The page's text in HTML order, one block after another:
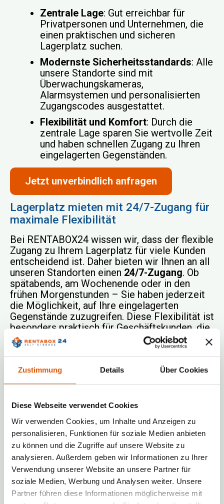
Zustimmung Details Über Cookies
Diese Webseite verwendet Cookies
Wir verwenden Cookies, um Inhalte und Anzeigen zu
personalisieren, Funktionen für soziale Medien anbieten
zu können und die Zugriffe auf unsere Website zu
analysieren. Außerdem geben wir Informationen zu Ihrer
Verwendung unserer Website an unsere Partner für
soziale Medien, Werbung und Analysen weiter. Unsere
Partner führen diese Informationen möglicherweise mit
Zentrale Lage: Gut erreichbar für
Privatpersonen und Unternehmen, die
einen praktischen und sicheren
Lagerplatz suchen.
Modernste Sicherheitsstandards: Alle
unsere Standorte sind mit
Überwachungskameras,
Alarmsystemen und personalisierten
Zugangscodes ausgestattet.
Flexibilität und Komfort: Durch die
zentrale Lage sparen Sie wertvolle Zeit
und haben schnellen Zugang zu Ihren
eingelagerten Gegenständen.
Jetzt unverbindlich anfragen
Lagerplatz mieten mit 24/7-Zugang für
maximale Flexibilität
Bei RENTABOX24 wissen wir, dass der flexible
Zugang zu Ihrem Lagerplatz für viele Kunden
entscheidend ist. Daher bieten wir Ihnen an all
unseren Standorten einen 24/7-Zugang. Ob
spätabends, am Wochenende oder in den
frühen Morgenstunden – Sie haben jederzeit
die Möglichkeit, auf Ihre eingelagerten
Gegenstände zuzugreifen. Diese Flexibilität ist
besonders praktisch für Geschäftskunden, die
ihre Bestände oder Materialien auch außerhalb
der regulären Geschäftszeiten benötigen,
persönlichen Dinge dann abholen oder ablegen
möchten, wann es ihnen am besten passt.
Vorteile des 24/7-Zugangs bei
Spontaner Zugriff: Ideal für
kurzfristige Einlagerungen oder
spontane Entnahmen.
Rund-um-die-Uhr-Nutzung: Sie sind
unabhängig von Öffnungszeiten und
können Ihre Lagergüter nutzen, wann